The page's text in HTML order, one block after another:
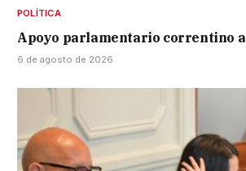
POLÍTICA
Apoyo parlamentario correntino
6 de agosto de 2026